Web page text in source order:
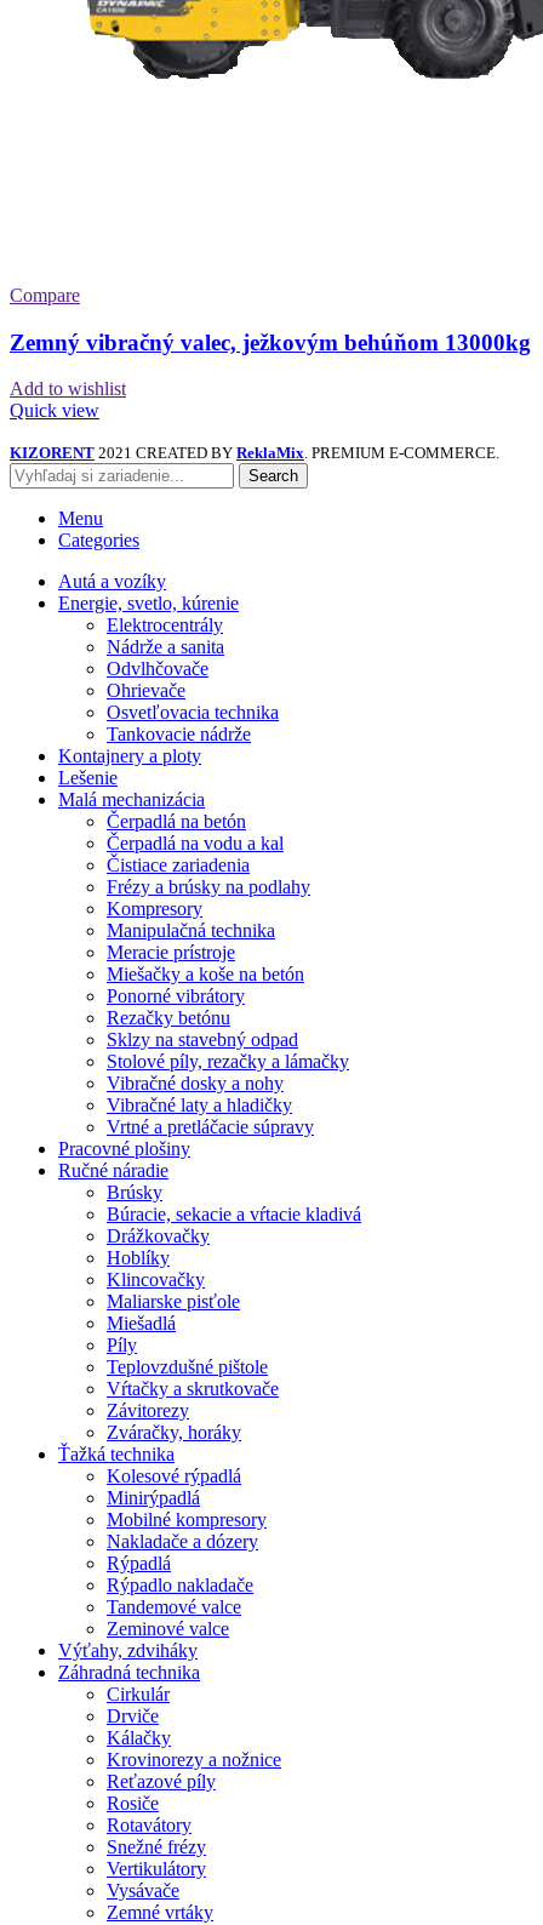
Compare
Zemný vibračný valec, ježkovým behúňom 13000kg
Add to wishlist
Quick view
KIZORENT 2021 CREATED BY ReklaMix. PREMIUM E-COMMERCE.
Search
Menu
Categories
Autá a vozíky
Energie, svetlo, kúrenie
Elektrocentrály
Nádrže a sanita
Odvlhčovače
Ohrievače
Osvetľovacia technika
Tankovacie nádrže
Kontajnery a ploty
Lešenie
Malá mechanizácia
Čerpadlá na betón
Čerpadlá na vodu a kal
Čistiace zariadenia
Frézy a brúsky na podlahy
Kompresory
Manipulačná technika
Meracie prístroje
Miešačky a koše na betón
Ponorné vibrátory
Rezačky betónu
Sklzy na stavebný odpad
Stolové píly, rezačky a lámačky
Vibračné dosky a nohy
Vibračné laty a hladičky
Vrtné a pretláčacie súpravy
Pracovné plošiny
Ručné náradie
Brúsky
Búracie, sekacie a vŕtacie kladivá
Drážkovačky
Hoblíky
Klincovačky
Maliarske pisťole
Miešadlá
Píly
Teplovzdušné pištole
Vŕtačky a skrutkovače
Závitorezy
Zváračky, horáky
Ťažká technika
Kolesové rýpadlá
Minirýpadlá
Mobilné kompresory
Nakladače a dózery
Rýpadlá
Rýpadlo nakladače
Tandemové valce
Zeminové valce
Výťahy, zdviháky
Záhradná technika
Cirkulár
Drviče
Kálačky
Krovinorezy a nožnice
Reťazové píly
Rosiče
Rotavátory
Snežné frézy
Vertikulátory
Vysávače
Zemné vrtáky